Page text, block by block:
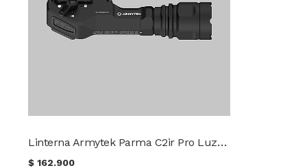
Linterna Armytek Parma C2ir Pro Luz Blanca / IR
$162.900